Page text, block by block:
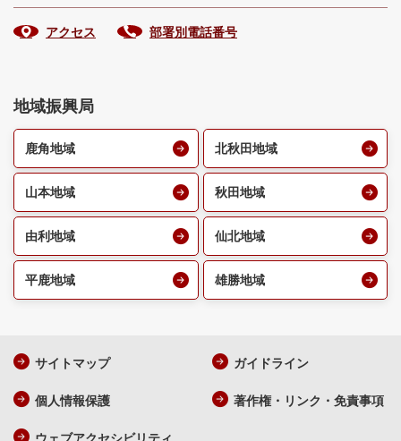
アクセス 部署別電話番号
地域振興局
鹿角地域 北秋田地域
山本地域 秋田地域
由利地域 仙北地域
平鹿地域 雄勝地域
サイトマップ ガイドライン
個人情報保護 著作権・リンク・免責事項
ウェブアクセシビリティ